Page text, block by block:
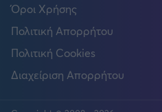
Όροι Χρήσης
Πολιτική Απορρήτου
Πολιτική Cookies
Διαχείριση Απορρήτου